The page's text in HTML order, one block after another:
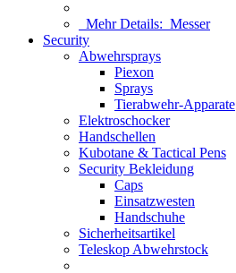
Mehr Details: Messer
Security
Abwehrsprays
Piexon
Sprays
Tierabwehr-Apparate
Elektroschocker
Handschellen
Kubotane & Tactical Pens
Security Bekleidung
Caps
Einsatzwesten
Handschuhe
Sicherheitsartikel
Teleskop Abwehrstock